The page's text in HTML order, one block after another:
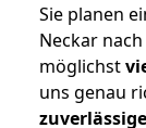
Sie planen
Neckar
möglichst
uns genau
zuverlässige